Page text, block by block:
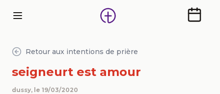
Retour aux intentions de prière
seigneurt est amour
dussy, le 19/03/2020